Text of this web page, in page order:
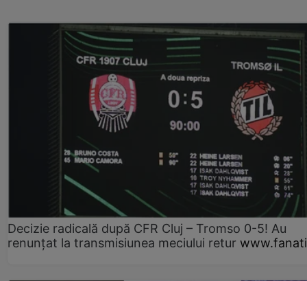
Decizie radicală după CFR Cluj – Tromso 0-5! Au
renunțat la transmisiunea meciului retur